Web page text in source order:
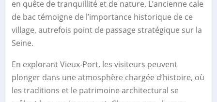
en quête de tranquillité et de nature. L’ancienne cale
de bac témoigne de l’importance historique de ce
village, autrefois point de passage stratégique sur la
Seine.
En explorant Vieux-Port, les visiteurs peuvent
plonger dans une atmosphère chargée d’histoire, où
les traditions et le patrimoine architectural se